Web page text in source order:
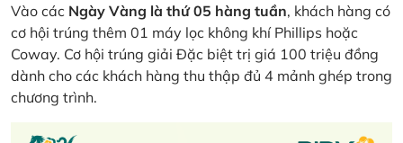
Vào các Ngày Vàng là thứ 05 hàng tuần, khách hàng có
cơ hội trúng thêm 01 máy lọc không khí Phillips hoặc
Coway. Cơ hội trúng giải Đặc biệt trị giá 100 triệu đồng
dành cho các khách hàng thu thập đủ 4 mảnh ghép trong
chương trình.